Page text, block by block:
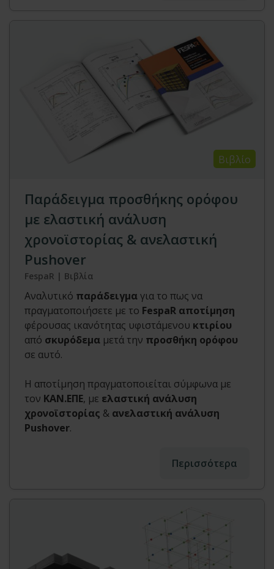
Βιβλίο
Παράδειγμα προσθήκης ορόφου
με ελαστική ανάλυση
χρονοϊστορίας & ανελαστική
Pushover
FespaR | Βιβλία
Αναλυτικό παράδειγμαγια το πως να
πραγματοποιήσετε με το FespaR αποτίμηση
φέρουσας ικανότητας υφιστάμενου κτιρίου
από σκυρόδεμα μετά την προσθήκη ορόφου
σε αυτό.
Η αποτίμηση πραγματοποιείται σύμφωνα με
τον ΚΑΝ.ΕΠΕ, με ελαστική ανάλυση
χρονοϊστορίας & ανελαστική ανάλυση
Pushover.
Περισσότερα